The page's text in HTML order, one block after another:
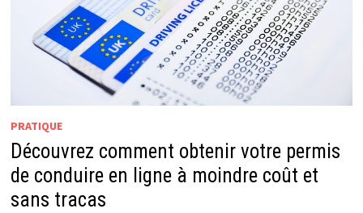
PRATIQUE
Découvrez comment obtenir votre permis
de conduire en ligne à moindre coût et
sans tracas